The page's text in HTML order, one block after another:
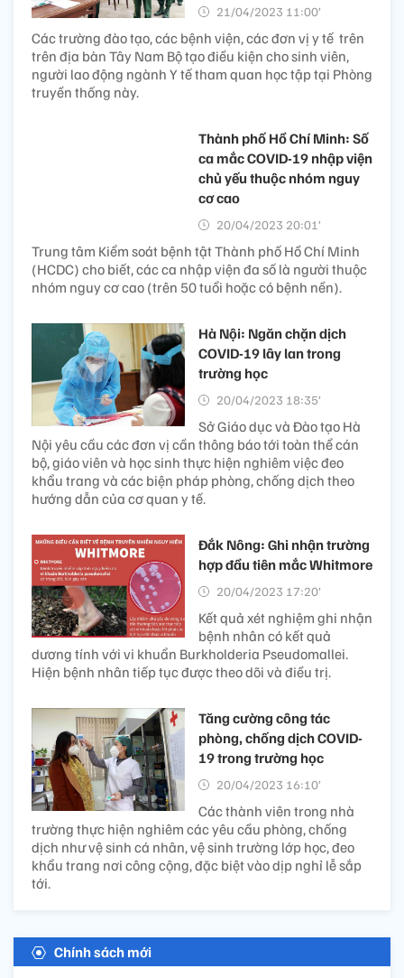
21/04/2023 11:00’
Các trường đào tạo, các bệnh viện, các đơn vị y tế trên
trên địa bàn Tây Nam Bộ tạo điều kiện cho sinh viên,
người lao động ngành Y tế tham quan học tập tại Phòng
truyền thống này.
Thành phố Hồ Chí Minh: Số
ca mắc COVID-19 nhập viện
chủ yếu thuộc nhóm nguy
cơ cao
20/04/2023 20:01’
Trung tâm Kiểm soát bệnh tật Thành phố Hồ Chí Minh
(HCDC) cho biết, các ca nhập viện đa số là người thuộc
nhóm nguy cơ cao (trên 50 tuổi hoặc có bệnh nền).
Hà Nội: Ngăn chặn dịch
COVID-19 lây lan trong
trường học
20/04/2023 18:35’
Sở Giáo dục và Đào tạo Hà
Nội yêu cầu các đơn vị cần thông báo tới toàn thể cán
bộ, giáo viên và học sinh thực hiện nghiêm việc đeo
khẩu trang và các biện pháp phòng, chống dịch theo
hướng dẫn của cơ quan y tế.
Đắk Nông: Ghi nhận trường
hợp đầu tiên mắc Whitmore
20/04/2023 17:20’
Kết quả xét nghiệm ghi nhận
bệnh nhân có kết quả
dương tính với vi khuẩn Burkholderia Pseudomallei.
Hiện bệnh nhân tiếp tục được theo dõi và điều trị.
Tăng cường công tác
phòng, chống dịch COVID-
19 trong trường học
20/04/2023 16:10’
Các thành viên trong nhà
trường thực hiện nghiêm các yêu cầu phòng, chống
dịch như vệ sinh cá nhân, vệ sinh trường lớp học, đeo
khẩu trang nơi công cộng, đặc biệt vào dịp nghỉ lễ sắp
tới.
Chính sách mới